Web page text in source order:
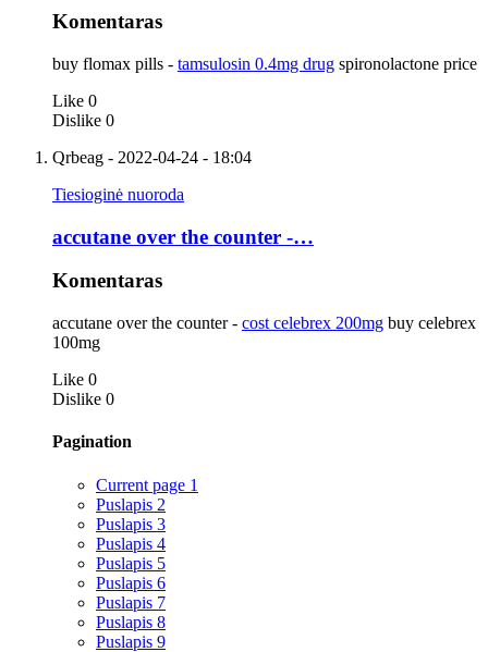
Komentaras
buy flomax pills - tamsulosin 0.4mg drug spironolactone price
Like 0
Dislike 0
Qrbeag - 2022-04-24 - 18:04
Tiesioginė nuoroda
accutane over the counter -…
Komentaras
accutane over the counter - cost celebrex 200mg buy celebrex
100mg
Like 0
Dislike 0
Pagination
Current page 1
Puslapis 2
Puslapis 3
Puslapis 4
Puslapis 5
Puslapis 6
Puslapis 7
Puslapis 8
Puslapis 9